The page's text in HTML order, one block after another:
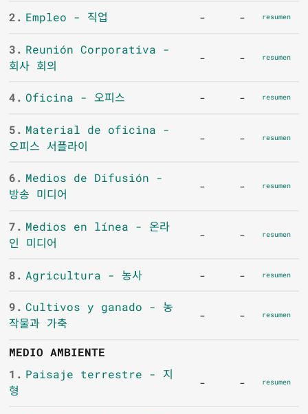
2. Empleo - 직업 - - resumen
3. Reunión Corporativa -
회사 회의
- - resumen
4. Oficina - 오피스 - - resumen
5. Material de oficina -
오피스 서플라이
- - resumen
6. Medios de Difusión -
방송 미디어
- - resumen
7. Medios en línea - 온라
인 미디어
- - resumen
8. Agricultura - 농사 - - resumen
9. Cultivos y ganado - 농
작물과 가축
- - resumen
MEDIO AMBIENTE
1. Paisaje terrestre - 지
형
- - resumen